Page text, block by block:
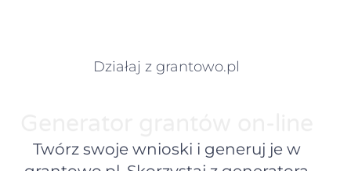
Działaj z grantowo.pl
Twórz swoje wnioski i generuj je w